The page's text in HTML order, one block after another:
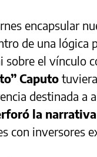
encapsular
de una lógica
sobre el vínculo
Caputo
destinada a
la
con inversores